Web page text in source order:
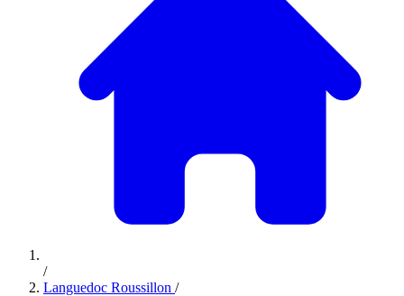
/
Languedoc Roussillon /